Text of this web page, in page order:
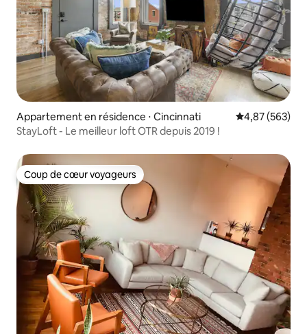
Appartement en résidence ⋅ Cincinnati Évaluation
4,87 (563)
StayLoft - Le meilleur loft OTR depuis 2019 !
Coup de cœur voyageurs
Coup de cœur voyageurs